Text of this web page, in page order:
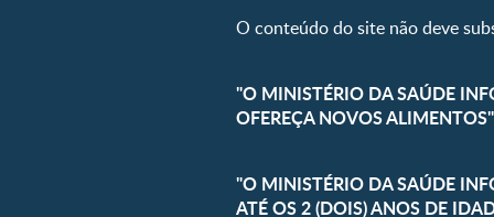
O conteúdo do site não deve
"O MINISTÉRIO DA SAÚDE
OFEREÇA NOVOS ALIMENTOS"
"O MINISTÉRIO DA SAÚDE
ATÉ OS 2 (DOIS) ANOS DE